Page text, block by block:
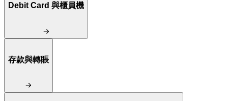
Debit Card 與櫃員機
存款與轉賬